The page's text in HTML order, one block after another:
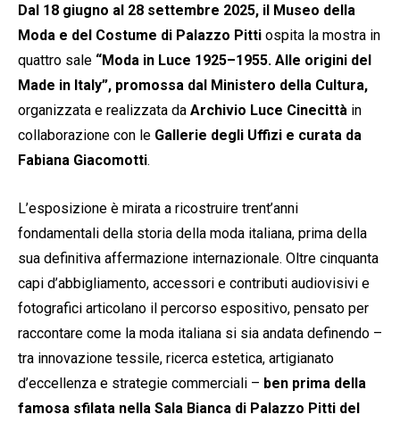
Dal 18 giugno al 28 settembre 2025, il Museo della
Moda e del Costume di Palazzo Pitti ospita la mostra in
quattro sale “Moda in Luce 1925–1955. Alle origini del
Made in Italy”, promossa dal Ministero della Cultura,
organizzata e realizzata da Archivio Luce Cinecittà in
collaborazione con le Gallerie degli Uffizi e curata da
Fabiana Giacomotti.
L’esposizione è mirata a ricostruire trent’anni
fondamentali della storia della moda italiana, prima della
sua definitiva affermazione internazionale. Oltre cinquanta
capi d’abbigliamento, accessori e contributi audiovisivi e
fotografici articolano il percorso espositivo, pensato per
raccontare come la moda italiana si sia andata definendo –
tra innovazione tessile, ricerca estetica, artigianato
d’eccellenza e strategie commerciali – ben prima della
famosa sfilata nella Sala Bianca di Palazzo Pitti del